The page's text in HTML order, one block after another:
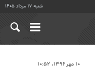
شنبه ۱۷ مرداد ۱۴۰۵
۱۰ مهر ۱۳۹۶، ۱۰:۵۲